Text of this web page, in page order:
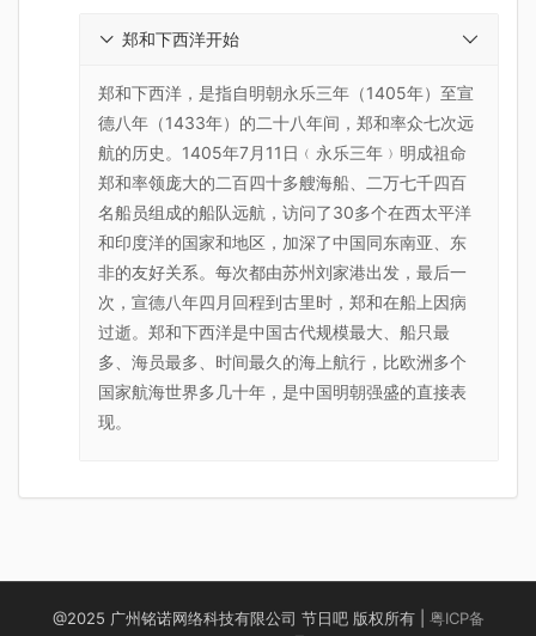
郑和下西洋开始
郑和下西洋，是指自明朝永乐三年（1405年）至宣
德八年（1433年）的二十八年间，郑和率众七次远
航的历史。1405年7月11日﹙永乐三年﹚明成祖命
郑和率领庞大的二百四十多艘海船、二万七千四百
名船员组成的船队远航，访问了30多个在西太平洋
和印度洋的国家和地区，加深了中国同东南亚、东
非的友好关系。每次都由苏州刘家港出发，最后一
次，宣德八年四月回程到古里时，郑和在船上因病
过逝。郑和下西洋是中国古代规模最大、船只最
多、海员最多、时间最久的海上航行，比欧洲多个
国家航海世界多几十年，是中国明朝强盛的直接表
现。
@2025 广州铭诺网络科技有限公司 节日吧 版权所有 | 粤ICP备